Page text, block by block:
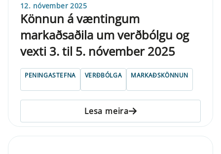
12. nóvember 2025
Könn­un á vænt­ing­um
markaðsaðila um verðbólgu og
vexti 3. til 5. nóvember 2025
PENINGASTEFNA VERÐBÓLGA MARKAÐSKÖNNUN
Lesa meira